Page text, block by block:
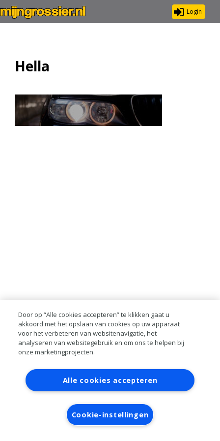
Login
Hella
Contact Account aanvragen
Inloggen
RAI bestanden
Privacy
Algemene
voorwaarden
Verwerkersovereenkomst
Door op “Alle cookies accepteren” te klikken gaat u
akkoord met het opslaan van cookies op uw apparaat
voor het verbeteren van websitenavigatie, het
analyseren van websitegebruik en om ons te helpen bij
onze marketingprojecten.
Alle cookies accepteren
Cookie-instellingen